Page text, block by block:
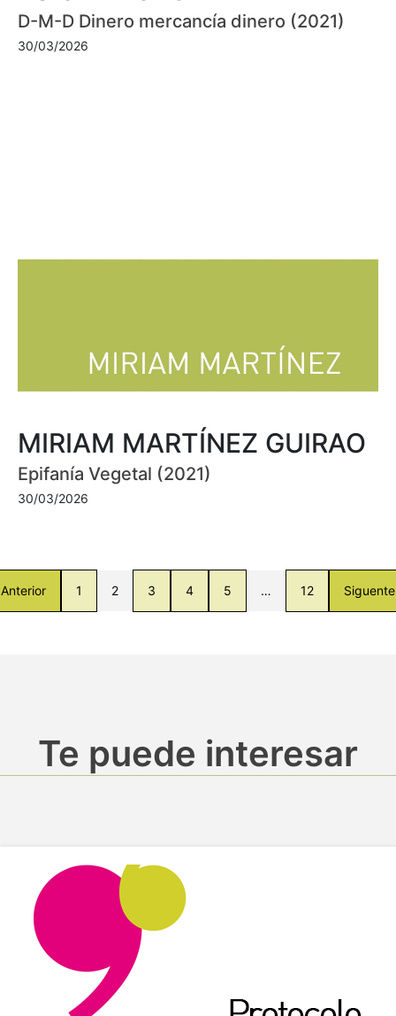
D-M-D Dinero mercancía dinero (2021)
30/03/2026
MIRIAM MARTÍNEZ GUIRAO
Epifanía Vegetal (2021)
30/03/2026
Anterior 1 2 3 4 5 … 12 Siguente
Te puede interesar